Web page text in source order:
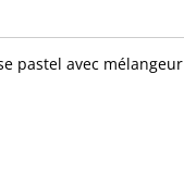
pastel avec mélangeur